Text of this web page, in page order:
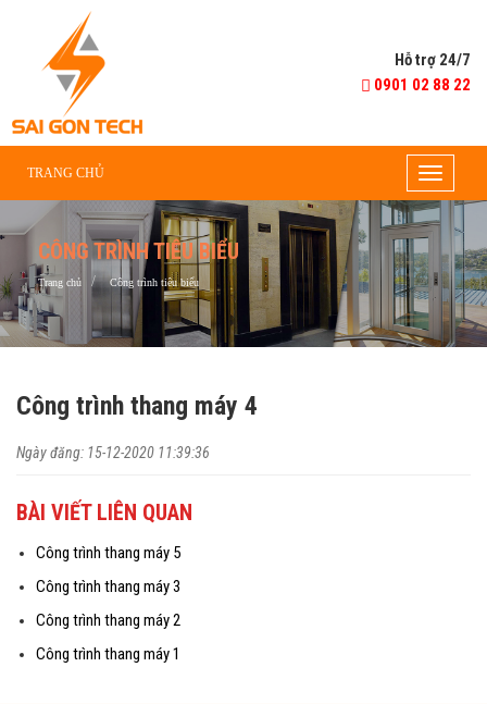
Hỗ trợ 24/7
0901 02 88 22
Toggle
TRANG CHỦ
CÔNG TRÌNH TIÊU BIỂU
Trang chủ Công trình tiêu biểu
Công trình thang máy 4
Ngày đăng: 15-12-2020 11:39:36
BÀI VIẾT LIÊN QUAN
Công trình thang máy 5
Công trình thang máy 3
Công trình thang máy 2
Công trình thang máy 1